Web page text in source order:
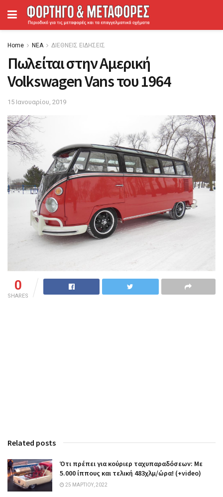
Home ΝΕΑ ΔΙΕΘΝΕΙΣ ΕΙΔΗΣΕΙΣ
Πωλείται στην Αμερική
Volkswagen Vans του 1964
15 Ιανουαρίου, 2019
0
SHARES
Related posts
Ότι πρέπει για κούριερ ταχυπαραδόσεων: Με
5.000 ίππους και τελική 483χλμ/ώρα! (+video)
25 ΜΑΡΤΊΟΥ, 2022